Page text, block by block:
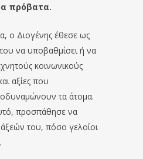
πρόβατα.
ο Διογένης έθεσε ως
να υποβαθμίσει ή να
κοινωνικούς
αξίες που
τα άτομα.
προσπάθησε να
του, πόσο γελοίοι